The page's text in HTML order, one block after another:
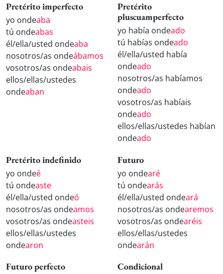
Pretérito imperfecto
yo ondeaba
tú ondeabas
él/ella/usted ondeaba
nosotros/as ondeábamos
vosotros/as ondeabais
ellos/ellas/ustedes
ondeaban
Pretérito
pluscuamperfecto
yo había ondeado
tú habías ondeado
él/ella/usted había
ondeado
nosotros/as habíamos
ondeado
vosotros/as habíais
ondeado
ellos/ellas/ustedes habían
ondeado
Pretérito indefinido
yo ondeé
tú ondeaste
él/ella/usted ondeó
nosotros/as ondeamos
vosotros/as ondeasteis
ellos/ellas/ustedes
ondearon
Futuro
yo ondearé
tú ondearás
él/ella/usted ondeará
nosotros/as ondearemos
vosotros/as ondearéis
ellos/ellas/ustedes
ondearán
Futuro perfecto Condicional